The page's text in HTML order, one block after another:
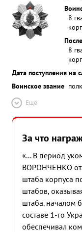
8
8
Дата поступления на
Воинское звание
Ещё
За что
«... В период
ВОРОНЧЕНКО
штаба корпуса
штабов,
штаба. началом
составе 1-го
обеспечивал